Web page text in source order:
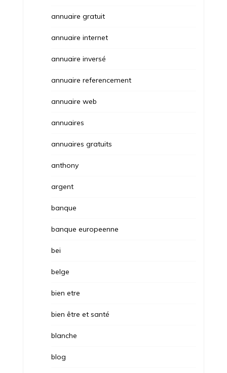
annuaire gratuit
annuaire internet
annuaire inversé
annuaire referencement
annuaire web
annuaires
annuaires gratuits
anthony
argent
banque
banque europeenne
bei
belge
bien etre
bien être et santé
blanche
blog